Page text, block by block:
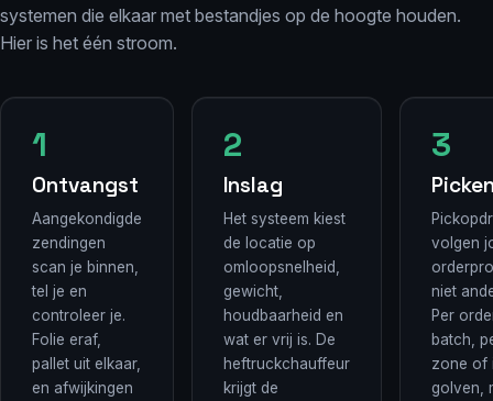
systemen die elkaar met bestandjes op de hoogte houden.
Hier is het één stroom.
Ontvangst
Aangekondigde
zendingen
scan je binnen,
tel je en
controleer je.
Folie eraf,
pallet uit elkaar,
en afwijkingen
Inslag
Het systeem kiest
de locatie op
omloopsnelheid,
gewicht,
houdbaarheid en
wat er vrij is. De
heftruckchauffeur
krijgt de
volgen
niet
Per
batch,
zone of
golven,